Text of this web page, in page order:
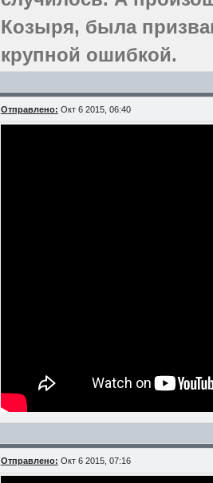
Козыря, была
крупной ошибкой.
Отправлено: Окт 6 2015, 06:40
Отправлено: Окт 6 2015, 07:16